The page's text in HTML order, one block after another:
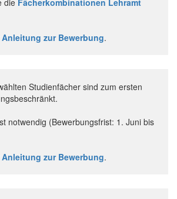
Anleitung zur Bewerbung.
Studienfächer sind zum ersten
notwendig (Bewerbungsfrist: 1. Juni bis
Anleitung zur Bewerbung.